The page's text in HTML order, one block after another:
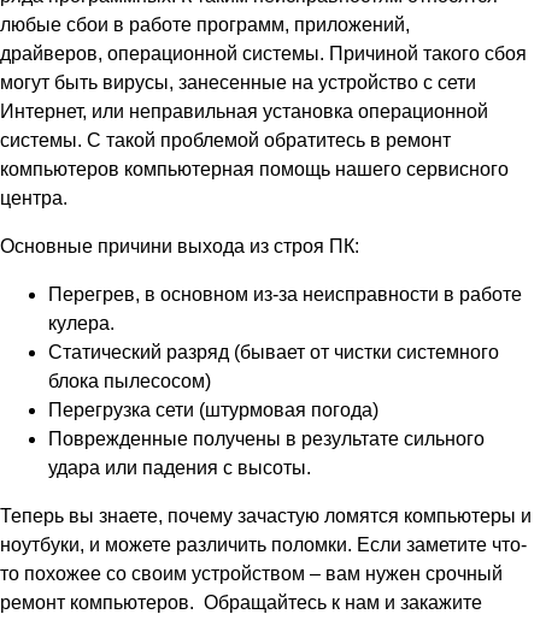
любые сбои в работе программ, приложений,
драйверов, операционной системы. Причиной такого сбоя
могут быть вирусы, занесенные на устройство с сети
Интернет, или неправильная установка операционной
системы. С такой проблемой обратитесь в ремонт
компьютеров компьютерная помощь нашего сервисного
центра.
Основные причини выхода из строя ПК:
Перегрев, в основном из-за неисправности в работе
кулера.
Статический разряд (бывает от чистки системного
блока пылесосом)
Перегрузка сети (штурмовая погода)
Поврежденные получены в результате сильного
удара или падения с высоты.
Теперь вы знаете, почему зачастую ломятся компьютеры и
ноутбуки, и можете различить поломки. Если заметите что-
то похожее со своим устройством – вам нужен срочный
ремонт компьютеров. Обращайтесь к нам и закажите